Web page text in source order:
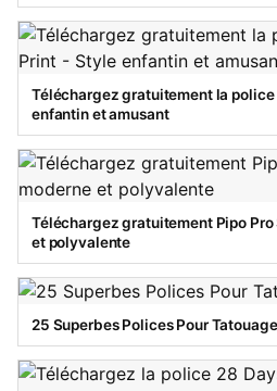
Téléchargez gratuitement la
enfantin et amusant
Téléchargez gratuitement Pipo
et polyvalente
25 Superbes Polices Pour